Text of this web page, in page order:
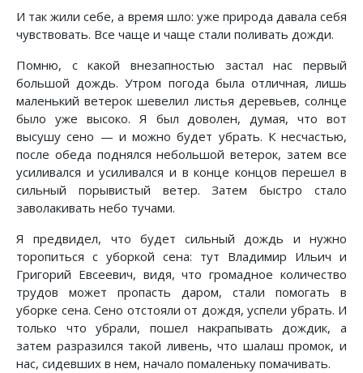
И так жили себе, а время шло: уже природа давала себя
чувствовать. Все чаще и чаще стали поливать дожди.
Помню, с какой внезапностью застал нас первый
большой дождь. Утром погода была отличная, лишь
маленький ветерок шевелил листья деревьев, солнце
было уже высоко. Я был доволен, думая, что вот
высушу сено — и можно будет убрать. К несчастью,
после обеда поднялся небольшой ветерок, затем все
усиливался и усиливался и в конце концов перешел в
сильный порывистый ветер. Затем быстро стало
заволакивать небо тучами.
Я предвидел, что будет сильный дождь и нужно
торопиться с уборкой сена: тут Владимир Ильич и
Григорий Евсеевич, видя, что громадное количество
трудов может пропасть даром, стали помогать в
уборке сена. Сено отстояли от дождя, успели убрать. И
только что убрали, пошел накрапывать дождик, а
затем разразился такой ливень, что шалаш промок, и
нас, сидевших в нем, начало помаленьку помачивать.